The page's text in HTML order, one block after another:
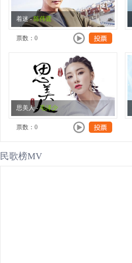
着迷-陈伟霆
票数： 0
思美人-毛泽少
票数： 0
民歌榜MV